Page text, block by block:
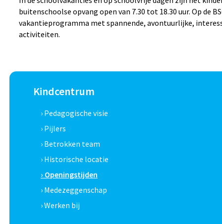
buitenschoolse opvang open van 7.30 tot 18.30 uur. Op de
vakantieprogramma met spannende, avontuurlijke,
activiteiten.
Kindcentrum
› Pedagogische visie
› Pijlers
› Betrokken team
› Historische locatie
› Openingstijden
› Medezeggenschap
› Werken bij